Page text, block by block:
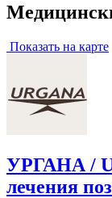
Показать на карте
УРГАНА /
лечения